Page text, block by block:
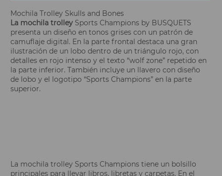
Mochila Trolley Skulls and Bones
La mochila trolley Sports Champions by BUSQUETS
presenta un diseño en tonos grises con un patrón de
camuflaje digital. En la parte frontal destaca una gran
ilustración de un lobo dentro de un triángulo rojo, con
detalles en rojo intenso y el texto “wolf zone” repetido en
la parte inferior. También incluye un llavero con diseño
de lobo y el logotipo “Sports Champions” en la parte
superior.
La mochila trolley Sports Champions tiene un bolsillo
principales para llevar libros, libretas y carpetas. En el